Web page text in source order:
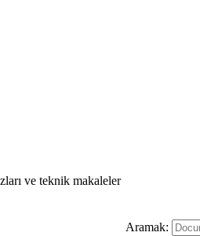
ve teknik makaleler
Aramak: